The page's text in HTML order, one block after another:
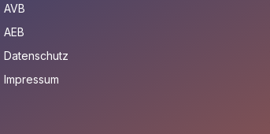
AVB
AEB
Datenschutz
Impressum